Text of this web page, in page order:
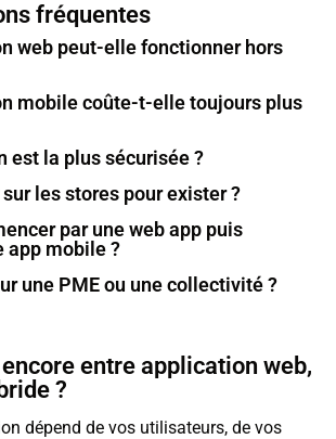
fréquentes
web peut-elle fonctionner hors
mobile coûte-t-elle toujours plus
est la plus sécurisée ?
les stores pour exister ?
par une web app puis
app mobile ?
une PME ou une collectivité ?
entre application web,
?
dépend de vos utilisateurs, de vos